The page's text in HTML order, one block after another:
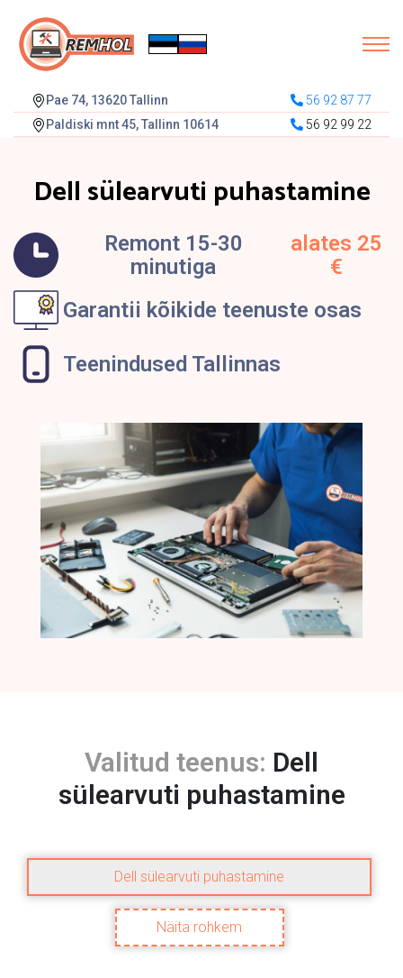
Pae 74, 13620 Tallinn
56 92 87 77
Paldiski mnt 45, Tallinn 10614
56 92 99 22
Dell sülearvuti puhastamine
Remont 15-30
minutiga
alates 25
€
Garantii kõikide teenuste osas
Teenindused Tallinnas
Valitud teenus: Dell
sülearvuti puhastamine
Dell sülearvuti puhastamine
Näita rohkem